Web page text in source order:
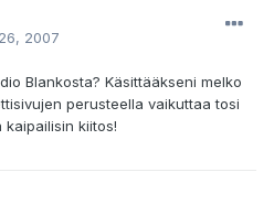
2007
Blankosta? Käsittääkseni melko
perusteella vaikuttaa tosi
kaipailisin kiitos!